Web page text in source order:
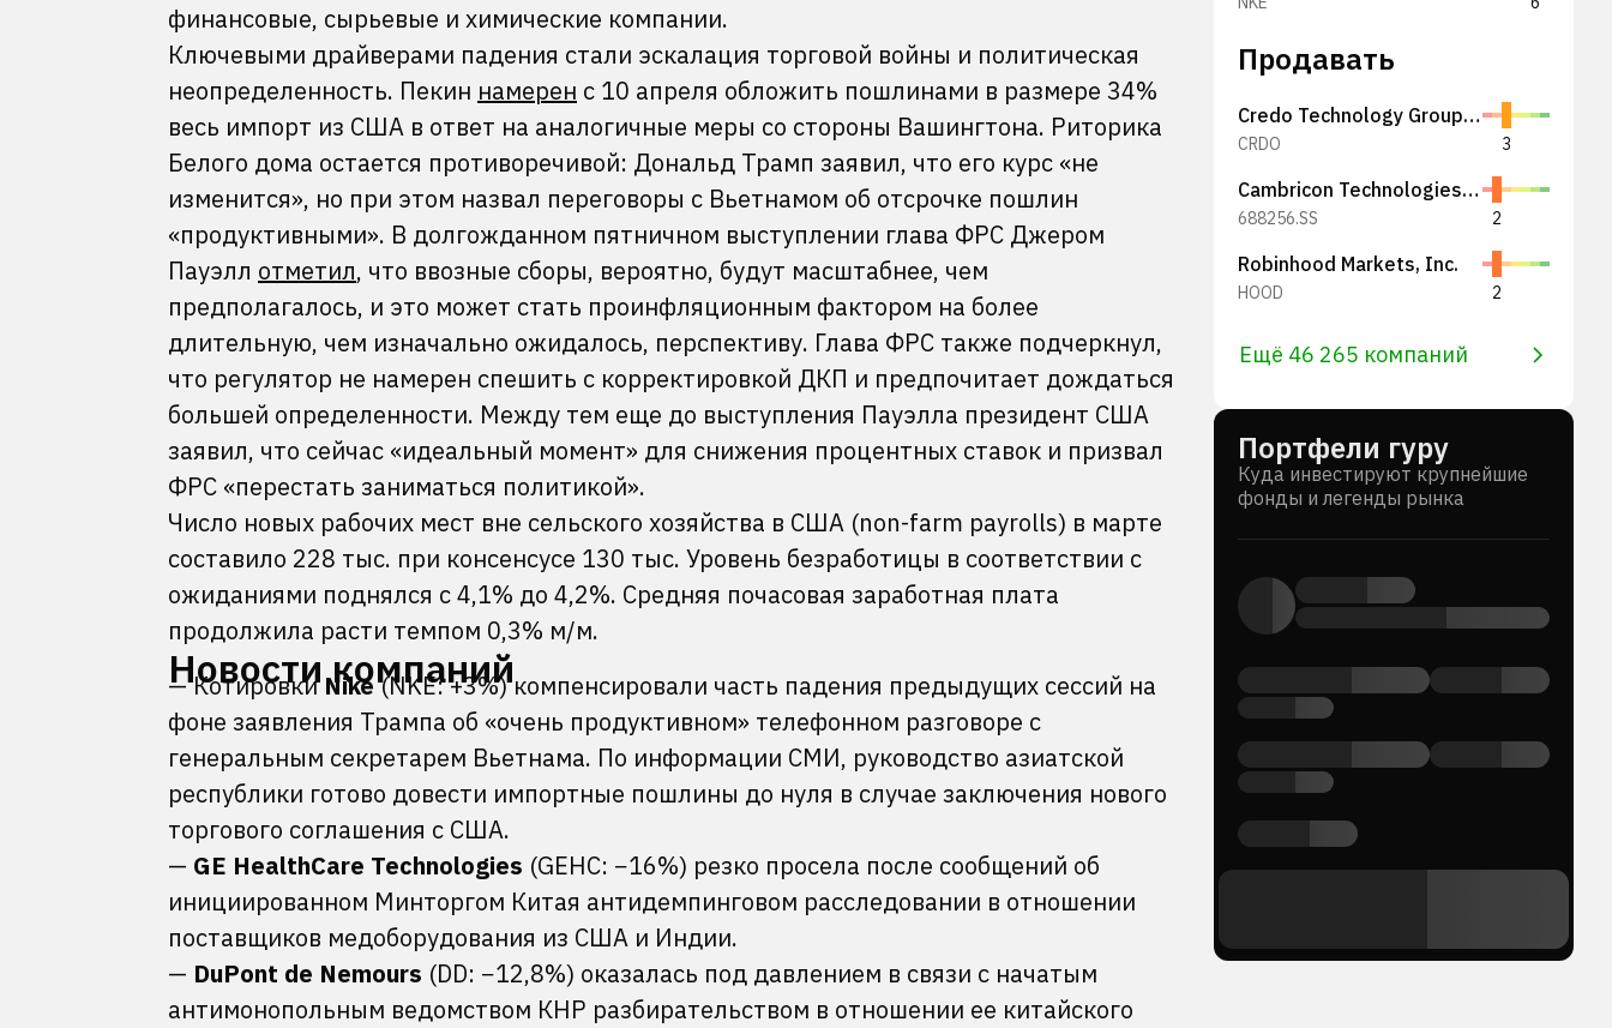
финансовые, сырьевые и химические компании.
Ключевыми драйверами падения стали эскалация торговой войны и политическая
неопределенность. Пекин намерен с 10 апреля обложить пошлинами в размере 34%
весь импорт из США в ответ на аналогичные меры со стороны Вашингтона. Риторика
Белого дома остается противоречивой: Дональд Трамп заявил, что его курс «не
изменится», но при этом назвал переговоры с Вьетнамом об отсрочке пошлин
«продуктивными». В долгожданном пятничном выступлении глава ФРС Джером
Пауэлл отметил, что ввозные сборы, вероятно, будут масштабнее, чем
предполагалось, и это может стать проинфляционным фактором на более
длительную, чем изначально ожидалось, перспективу. Глава ФРС также подчеркнул,
что регулятор не намерен спешить с корректировкой ДКП и предпочитает дождаться
большей определенности. Между тем еще до выступления Пауэлла президент США
заявил, что сейчас «идеальный момент» для снижения процентных ставок и призвал
ФРС «перестать заниматься политикой».
Число новых рабочих мест вне сельского хозяйства в США (non-farm payrolls) в марте
составило 228 тыс. при консенсусе 130 тыс. Уровень безработицы в соответствии с
ожиданиями поднялся с 4,1% до 4,2%. Средняя почасовая заработная плата
продолжила расти темпом 0,3% м/м.
Новости компаний
— КотировкиNike(NKE: +3%) компенсировали часть падения предыдущих сессий на
фоне заявления Трампа об «очень продуктивном» телефонном разговоре с
генеральным секретарем Вьетнама. По информации СМИ, руководство азиатской
республики готово довести импортные пошлины до нуля в случае заключения нового
торгового соглашения с США.
— GE HealthCare Technologies (GEHC: −16%) резко просела после сообщений об
инициированном Минторгом Китая антидемпинговом расследовании в отношении
поставщиков медоборудования из США и Индии.
— DuPont de Nemours (DD: −12,8%) оказалась под давлением в связи с начатым
антимонопольным ведомством КНР разбирательством в отношении ее китайского
Продавать
Credo Technology Group Holding Ltd
CRDO 3
Cambricon Technologies Corporation Limited
688256.SS 2
Robinhood Markets, Inc.
HOOD 2
Ещё 46 265 компаний
Портфели гуру
Куда инвестируют крупнейшие
фонды и легенды рынка